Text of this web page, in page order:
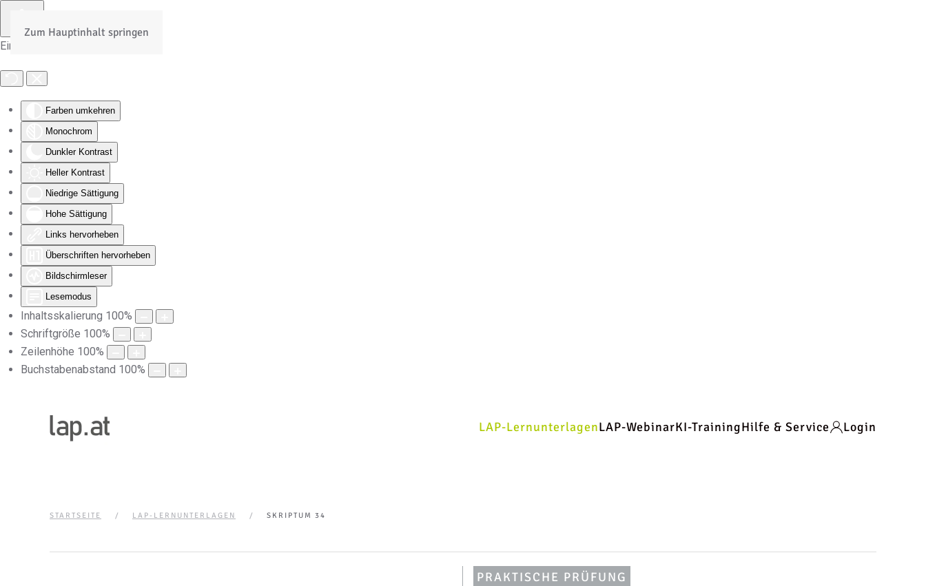
Eingabehilfen öffnen
Farben umkehren
Monochrom
Dunkler Kontrast
Heller Kontrast
Niedrige Sättigung
Hohe Sättigung
Links hervorheben
Überschriften hervorheben
Bildschirmleser
Lesemodus
Inhaltsskalierung 100%
Schriftgröße 100%
Zeilenhöhe 100%
Buchstabenabstand 100%
Zum Hauptinhalt springen
LAP-LernunterlagenLAP-WebinarKI-TrainingHilfe & Service Login
STARTSEITE LAP-LERNUNTERLAGEN SKRIPTUM 34
PRAKTISCHE PRÜFUNG